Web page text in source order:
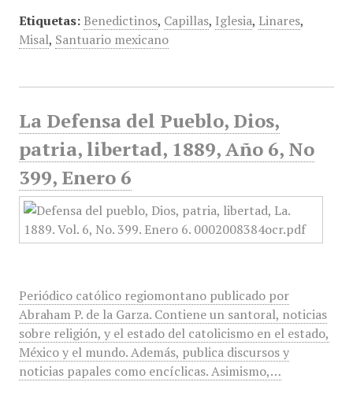
Etiquetas: Benedictinos, Capillas, Iglesia, Linares,
Misal, Santuario mexicano
La Defensa del Pueblo, Dios,
patria, libertad, 1889, Año 6, No
399, Enero 6
Periódico católico regiomontano publicado por
Abraham P. de la Garza. Contiene un santoral, noticias
sobre religión, y el estado del catolicismo en el estado,
México y el mundo. Además, publica discursos y
noticias papales como encíclicas. Asimismo,…